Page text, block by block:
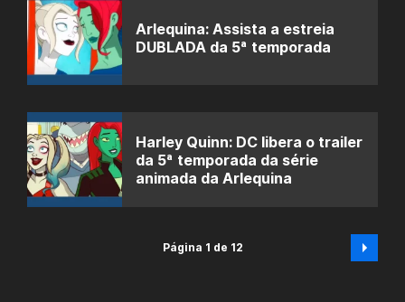
Arlequina: Assista a estreia
DUBLADA da 5ª temporada
Harley Quinn: DC libera o trailer
da 5ª temporada da série
animada da Arlequina
Página 1 de 12